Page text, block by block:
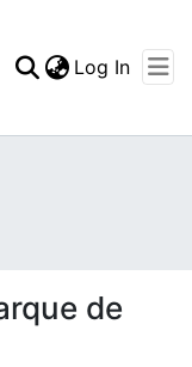
Log In
de